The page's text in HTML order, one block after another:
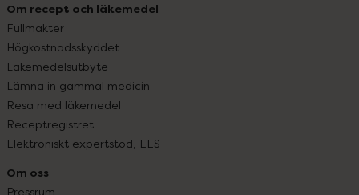
Om recept och läkemedel
Fullmakter
Högkostnadsskyddet
Läkemedelsutbyte
Lämna in gammal medicin
Resa med läkemedel
Receptregistret
Elektroniskt expertstöd, EES
Om oss
Pressrum